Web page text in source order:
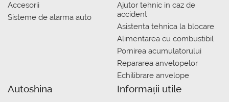
Accesorii
Sisteme de alarma auto
Ajutor tehnic in caz de
accident
Asistenta tehnica la blocare
Alimentarea cu combustibil
Pornirea acumulatorului
Repararea anvelopelor
Echilibrare anvelope
Autoshina Informații utile